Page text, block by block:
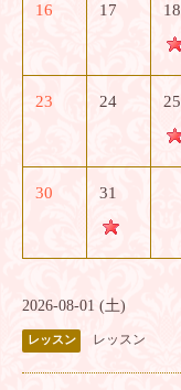
16 17 18
23 24 25
30 31
2026-08-01 (土)
レッスン レッスン